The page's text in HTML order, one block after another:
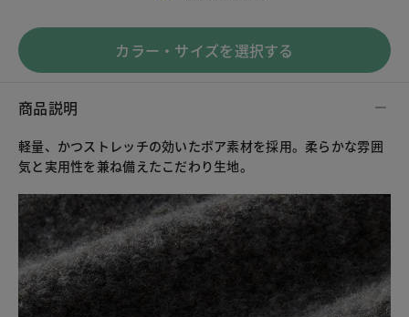
カラー・サイズを選択する
商品説明
軽量、かつストレッチの効いたボア素材を採用。柔らかな雰囲
気と実用性を兼ね備えたこだわり生地。